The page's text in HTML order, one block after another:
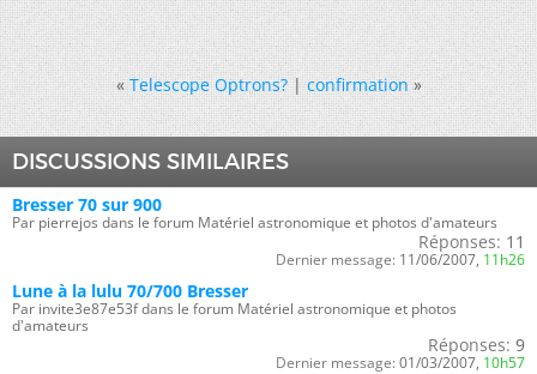
« Telescope Optrons?|confirmation »
DISCUSSIONS SIMILAIRES
Bresser 70 sur 900
Par pierrejos dans le forum Matériel astronomique et photos d'amateurs
Réponses: 11
Dernier message: 11/06/2007, 11h26
Lune à la lulu 70/700 Bresser
Par invite3e87e53f dans le forum Matériel astronomique et photos
d'amateurs
Réponses: 9
Dernier message: 01/03/2007, 10h57